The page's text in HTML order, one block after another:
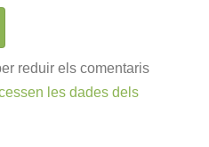
reduir els comentaris
les dades dels